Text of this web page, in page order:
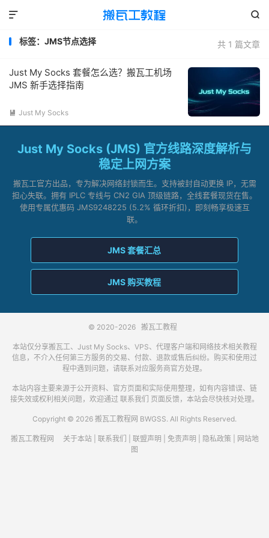


共 1 篇文章
标签：JMS节点选择
Just My Socks 套餐怎么选？搬瓦工机场
JMS 新手选择指南
 Just My Socks
Just My Socks (JMS) 官方线路深度解析与
稳定上网方案
搬瓦工官方出品，专为解决网络封锁而生。支持被封自动更换 IP，无需
担心失联。拥有 IPLC 专线与 CN2 GIA 顶级链路，全线套餐现货在售。
使用专属优惠码 JMS9248225 (5.2% 循环折扣)，即刻畅享极速互
联。
JMS 套餐汇总
JMS 购买教程
© 2020-2026 搬瓦工教程
本站仅分享搬瓦工、Just My Socks、VPS、代理客户端和网络技术相关教程
信息，不介入任何第三方服务的交易、付款、退款或售后纠纷。购买和使用过
程中遇到问题，请联系对应服务商官方处理。
本站内容主要来源于公开资料、官方页面和实际使用整理，如有内容错误、链
接失效或权利相关问题，欢迎通过 联系我们 页面反馈，本站会尽快核对处理。
Copyright © 2026 搬瓦工教程网 BWGSS. All Rights Reserved.
搬瓦工教程网 关于本站| 联系我们 联盟声明 免责声明 隐私政策
网站地
图